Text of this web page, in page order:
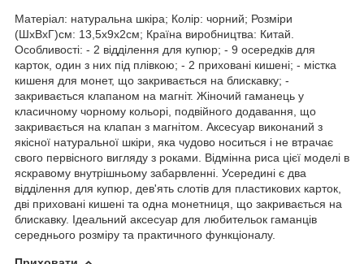
Матеріал: натуральна шкіра; Колір: чорний; Розміри
(ШхВхГ)см: 13,5х9х2см; Країна виробництва: Китай.
Особливості: - 2 відділення для купюр; - 9 осередків для
карток, один з них під плівкою; - 2 приховані кишені; - містка
кишеня для монет, що закривається на блискавку; -
закривається клапаном на магніт. Жіночий гаманець у
класичному чорному кольорі, подвійного додавання, що
закривається на клапан з магнітом. Аксесуар виконаний з
якісної натуральної шкіри, яка чудово носиться і не втрачає
свого первісного вигляду з роками. Відмінна риса цієї моделі в
яскравому внутрішньому забарвленні. Усередині є два
відділення для купюр, дев'ять слотів для пластикових карток,
дві приховані кишені та одна монетниця, що закривається на
блискавку. Ідеальний аксесуар для любительок гаманців
середнього розміру та практичного функціоналу.